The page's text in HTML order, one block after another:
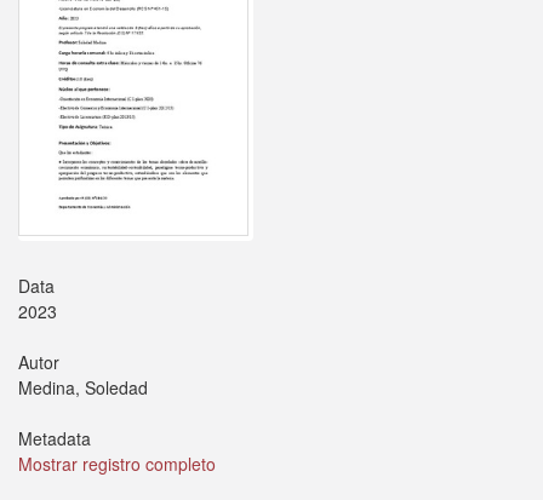
Data
2023
Autor
Medina, Soledad
Metadata
Mostrar registro completo